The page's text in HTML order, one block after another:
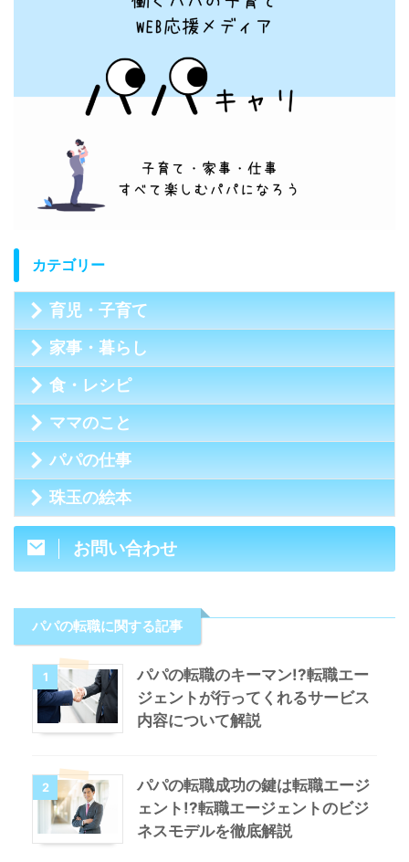
カテゴリー
育児・子育て
家事・暮らし
食・レシピ
ママのこと
パパの仕事
珠玉の絵本
お問い合わせ
パパの転職に関する記事
1
パパの転職のキーマン!?転職エー
ジェントが行ってくれるサービス
内容について解説
2
パパの転職成功の鍵は転職エージ
ェント!?転職エージェントのビジ
ネスモデルを徹底解説